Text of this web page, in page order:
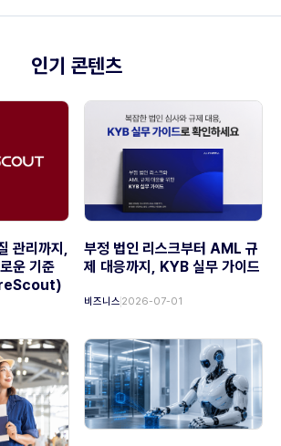
인기 콘텐츠
관리까지,
운 기준
부정 법인 리스크부터 AML 규
제 대응까지, KYB 실무 가이드
비즈니스 2026-07-01